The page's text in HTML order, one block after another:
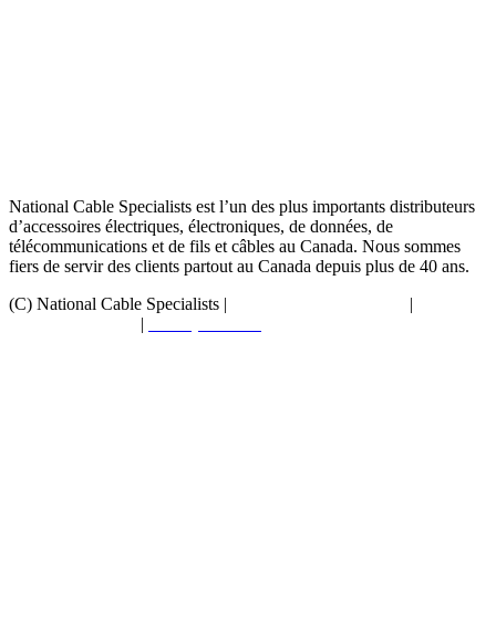
National Cable Specialists est l’un des plus importants distributeurs
d’accessoires électriques, électroniques, de données, de
télécommunications et de fils et câbles au Canada. Nous sommes
fiers de servir des clients partout au Canada depuis plus de 40 ans.
(C) National Cable Specialists |
|
|